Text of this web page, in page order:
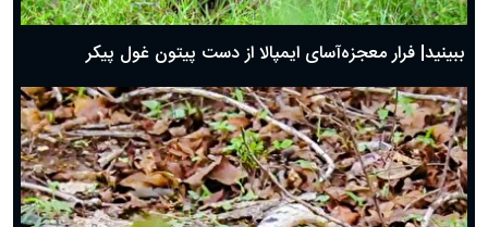
ببینید| فرار معجزه‌آسای ایمپالا از دست پیتون غول پیکر